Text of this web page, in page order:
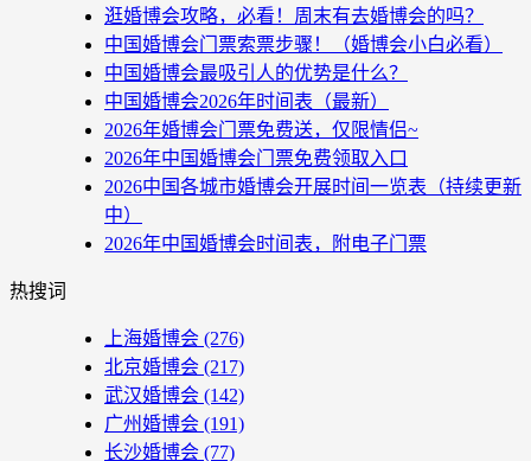
逛婚博会攻略，必看！周末有去婚博会的吗？
中国婚博会门票索票步骤！（婚博会小白必看）
中国婚博会最吸引人的优势是什么？
中国婚博会2026年时间表（最新）
2026年婚博会门票免费送，仅限情侣~
2026年中国婚博会门票免费领取入口
2026中国各城市婚博会开展时间一览表（持续更新
中）
2026年中国婚博会时间表，附电子门票
热搜词
上海婚博会 (276)
北京婚博会 (217)
武汉婚博会 (142)
广州婚博会 (191)
长沙婚博会 (77)